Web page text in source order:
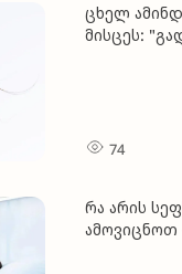
ცხელ
მისცეს:
74
რა არის